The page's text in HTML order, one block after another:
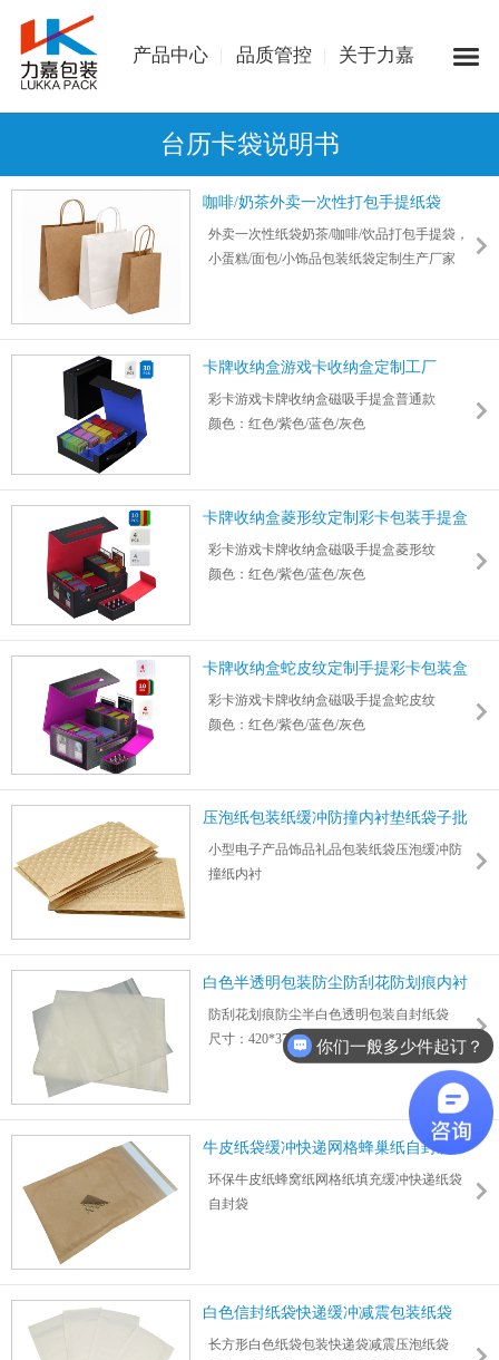
产品中心 品质管控 关于力嘉
台历卡袋说明书
咖啡/奶茶外卖一次性打包手提纸袋
外卖一次性纸袋奶茶/咖啡/饮品打包手提袋，
小蛋糕/面包/小饰品包装纸袋定制生产厂家
卡牌收纳盒游戏卡收纳盒定制工厂
彩卡游戏卡牌收纳盒磁吸手提盒普通款
颜色：红色/紫色/蓝色/灰色
卡牌收纳盒菱形纹定制彩卡包装手提盒
彩卡游戏卡牌收纳盒磁吸手提盒菱形纹
颜色：红色/紫色/蓝色/灰色
卡牌收纳盒蛇皮纹定制手提彩卡包装盒
彩卡游戏卡牌收纳盒磁吸手提盒蛇皮纹
颜色：红色/紫色/蓝色/灰色
压泡纸包装纸缓冲防撞内衬垫纸袋子批
发
小型电子产品饰品礼品包装纸袋压泡缓冲防
撞纸内衬
白色半透明包装防尘防刮花防划痕内衬
纸袋
防刮花划痕防尘半白色透明包装自封纸袋
尺寸：420*370mm，可按需定制规格
适用各种高档服装/包包/电子产品/家电/工艺
牛皮纸袋缓冲快递网格蜂巢纸自封袋
环保牛皮纸蜂窝纸网格纸填充缓冲快递纸袋
自封袋
白色信封纸袋快递缓冲减震包装纸袋
长方形白色纸袋包装快递袋减震压泡纸袋
你们一般多少件起订？